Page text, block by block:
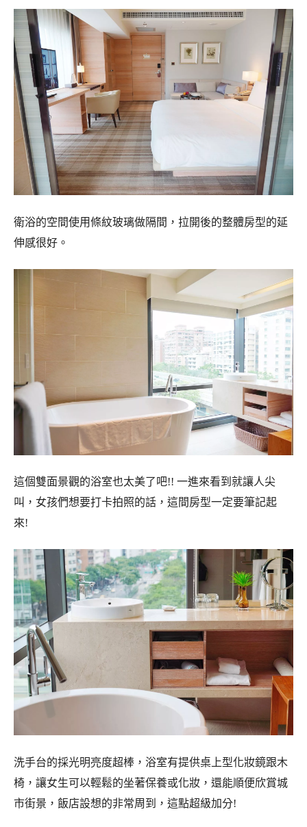
衛浴的空間使用條紋玻璃做隔間，拉開後的整體房型的延
伸感很好。
這個雙面景觀的浴室也太美了吧!! 一進來看到就讓人尖
叫，女孩們想要打卡拍照的話，這間房型一定要筆記起
來!
洗手台的採光明亮度超棒，浴室有提供桌上型化妝鏡跟木
椅，讓女生可以輕鬆的坐著保養或化妝，還能順便欣賞城
市街景，飯店設想的非常周到，這點超級加分!